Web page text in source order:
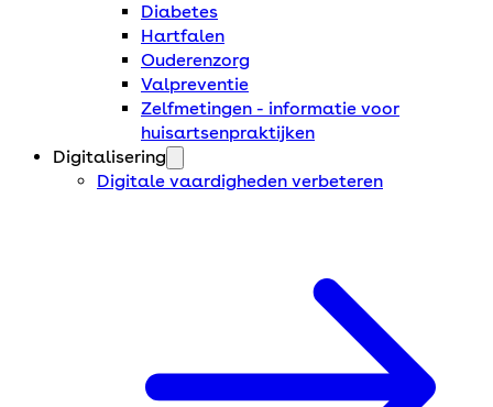
Diabetes
Hartfalen
Ouderenzorg
Valpreventie
Zelfmetingen - informatie voor
huisartsenpraktijken
Digitalisering
Digitale vaardigheden verbeteren